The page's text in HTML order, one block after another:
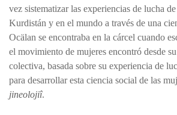
vez sistematizar las experiencias de lucha
Kurdistán y en el mundo a través de una
Ocälan se encontraba en la cárcel cuando
el movimiento de mujeres encontró desde
colectiva, basada sobre su experiencia de
para desarrollar esta ciencia social de las
jineolojiî.